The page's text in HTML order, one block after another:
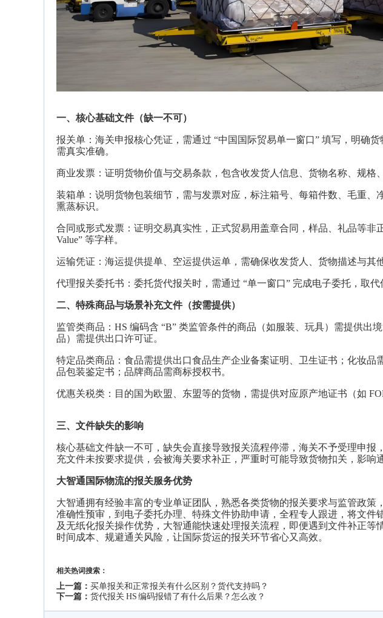
一、核心基础文件（缺一不可）
报关单：海关申报核心凭证，需通过 “中国国际贸易单一窗口” 填写，明确
需真实准确。
商业发票：证明货物价值与交易条款，包含收发货人信息、货物名称、规格
装箱单：说明货物包装细节，需与发票对应，标注箱号、每箱件数、毛重、
熏蒸标识。
合同或形式发票：证明交易真实性，正式贸易用盖章合同，样品、礼品等非
Value” 等字样。
运输凭证：海运提供提单、空运提供运单，需确保收发货人、货物描述与其
代理报关委托书：委托货代报关时，需通过 “单一窗口” 完成电子委托，取代
二、特殊商品与场景补充文件（按需提供）
监管类商品：HS 编码含 “B” 类监管条件的商品（如服装、玩具）需提供出
品）需提供出口许可证。
特定品类商品：食品需提供出口食品生产企业备案证明、卫生证书；化妆品
品包装鉴定书；品牌商品需商标授权书。
优惠关税类：目的国为欧盟、东盟等的货物，需提供对应原产地证书（如
三、文件缺失的影响
核心基础文件缺一不可，缺失会直接导致报关流程停滞，海关不予受理申
充文件未按要求提供，会被海关要求补正，严重时可能导致货物扣关，影响
大智通国际物流的报关服务优势
大智通拥有经验丰富的专业单证团队，熟悉各类货物的报关要求与监管政策
准确性预审，到电子委托办理、特殊文件协助申请，全程专人跟进，将文件
及无纸化报关操作优势， 大智通能快速处理报关流程，即便遇到文件补正等
时间成本、规避通关风险，让国际货运的报关环节省心又高效。
相关热词搜索：
上一篇： 买单报关和正常报关有什么区别？货代支持吗？
下一篇： 货代报关 HS 编码报错了有什么后果？怎么改？